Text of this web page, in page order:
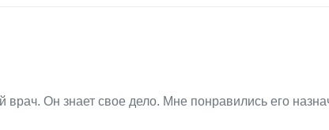
Он знает свое дело. Мне понравились его